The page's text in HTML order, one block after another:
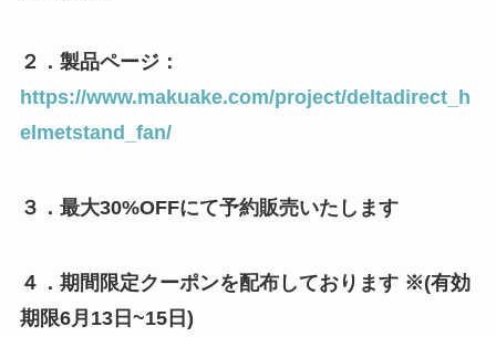
２．製品ページ：
https://www.makuake.com/project/deltadirect_h
elmetstand_fan/
３．最大30%OFFにて予約販売いたします
４．期間限定クーポンを配布しております ※(有効
期限6月13日~15日)